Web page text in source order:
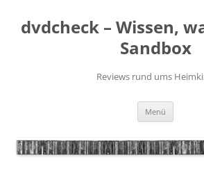
springen
dvdcheck – Wissen,
Sandbox
Reviews rund ums
Menü